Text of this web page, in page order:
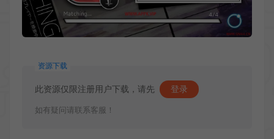
资源下载
此资源仅限注册用户下载，请先 登录
如有疑问请联系客服！